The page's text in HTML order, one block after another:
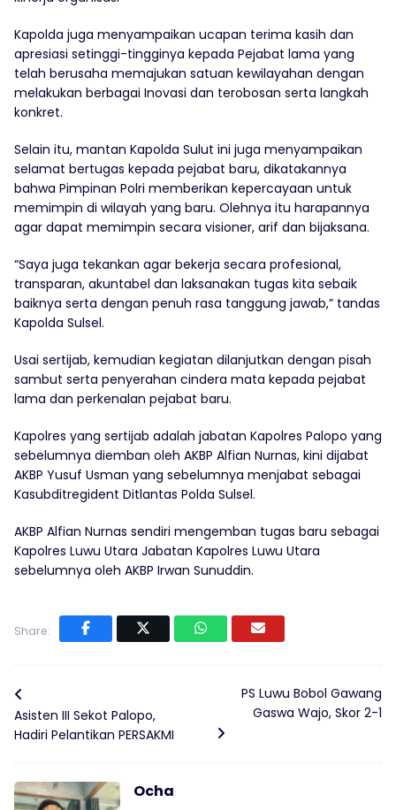
Kapolda juga menyampaikan ucapan terima kasih dan
apresiasi setinggi-tingginya kepada Pejabat lama yang
telah berusaha memajukan satuan kewilayahan dengan
melakukan berbagai Inovasi dan terobosan serta langkah
konkret.
Selain itu, mantan Kapolda Sulut ini juga menyampaikan
selamat bertugas kepada pejabat baru, dikatakannya
bahwa Pimpinan Polri memberikan kepercayaan untuk
memimpin di wilayah yang baru. Olehnya itu harapannya
agar dapat memimpin secara visioner, arif dan bijaksana.
“Saya juga tekankan agar bekerja secara profesional,
transparan, akuntabel dan laksanakan tugas kita sebaik
baiknya serta dengan penuh rasa tanggung jawab,” tandas
Kapolda Sulsel.
Usai sertijab, kemudian kegiatan dilanjutkan dengan pisah
sambut serta penyerahan cindera mata kepada pejabat
lama dan perkenalan pejabat baru.
Kapolres yang sertijab adalah jabatan Kapolres Palopo yang
sebelumnya diemban oleh AKBP Alfian Nurnas, kini dijabat
AKBP Yusuf Usman yang sebelumnya menjabat sebagai
Kasubditregident Ditlantas Polda Sulsel.
AKBP Alfian Nurnas sendiri mengemban tugas baru sebagai
Kapolres Luwu Utara Jabatan Kapolres Luwu Utara
sebelumnya oleh AKBP Irwan Sunuddin.
Share:
Asisten III Sekot Palopo,
Hadiri Pelantikan PERSAKMI
PS Luwu Bobol Gawang
Gaswa Wajo, Skor 2-1
Ocha